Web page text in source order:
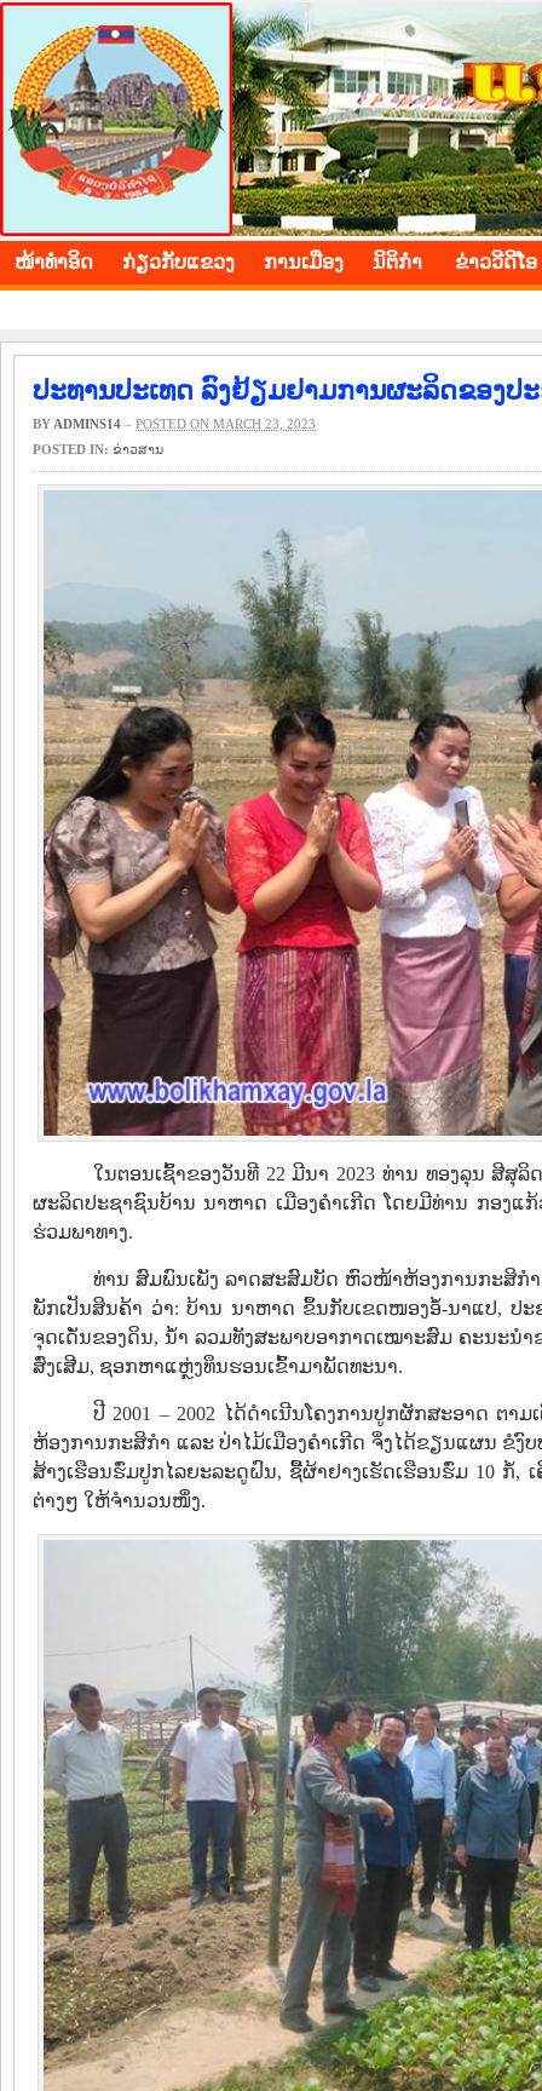
BOLIKHAMXAY PROVINCE
ໜ້າ​ທຳ​ອິດ ​ກ່ຽວ​ກັບ​ແຂວງ ​ການ​ເມືອງ ນິ​ຕິ​ກຳ ຂ່າວ​ວີ​ດີ​ໂອ
ປະທານປະເທດ ລົງຢ້ຽມຢາມການຜະລິດຂອງປ
BY ADMINS14 – POSTED ON MARCH 23, 2023
POSTED IN: ​ຂ່າວ​ສານ
ໃນຕອນເຊົ້າຂອງວັນທີ 22 ມີນາ 2023 ທ່ານ ທອງລຸນ ສີສຸ
ຜະລິດປະຊາຊົນບ້ານ ນາຫາດ ເມືອງຄຳເກີດ ໂດຍມີທ່ານ ກອງແ
ຮ່ວມພາທາງ.
ທ່ານ ສົມພົນເພັງ ລາດສະສົມບັດ ຫົວໜ້າຫ້ອງການກະສິກຳ
ພັກເປັນສິນຄ້າ ວ່າ: ບ້ານ ນາຫາດ ຂຶ້ນກັບເຂດໜອງອໍ້-ນາແປ, ປ
ຈຸດເດັ່ນຂອງດິນ, ນໍ້າ ລວມທັງສະພາບອາກາດເໝາະສົມ ຄະນະນໍ
ສົ່ງເສີມ, ຊອກຫາແຫຼ່ງທຶນຮອນເຂົ້າມາພັດທະນາ.
ປີ 2001 – 2002 ໄດ້ດຳເນີນໂຄງການປູກຜັກສະອາດ ຕາ
ຫ້ອງການກະສິກໍາ ແລະ ປ່າໄມ້ເມືອງຄໍາເກີດ ຈຶ່ງໄດ້ຂຽນແຜນ ຂໍງົ
ສ້າງເຮືອນຮົ່ມປູກໄລຍະລະດູຝົນ, ຊື້ຜ້າຢາງເຮັດເຮືອນຮົ່ມ 10 ກໍ້
ຕ່າງໆ ໃຫ້ຈໍານວນໜຶ່ງ.